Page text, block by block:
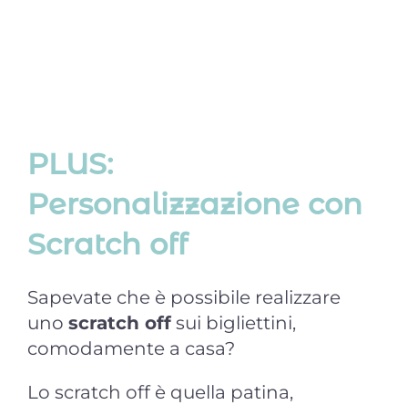
PLUS:
Personalizzazione con
Scratch off
Sapevate che è possibile realizzare
uno scratch offsui bigliettini,
comodamente a casa?
Lo scratch off è quella patina,